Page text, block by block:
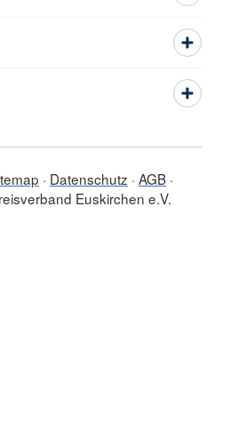
Datenschutz AGB
Euskirchen e.V.